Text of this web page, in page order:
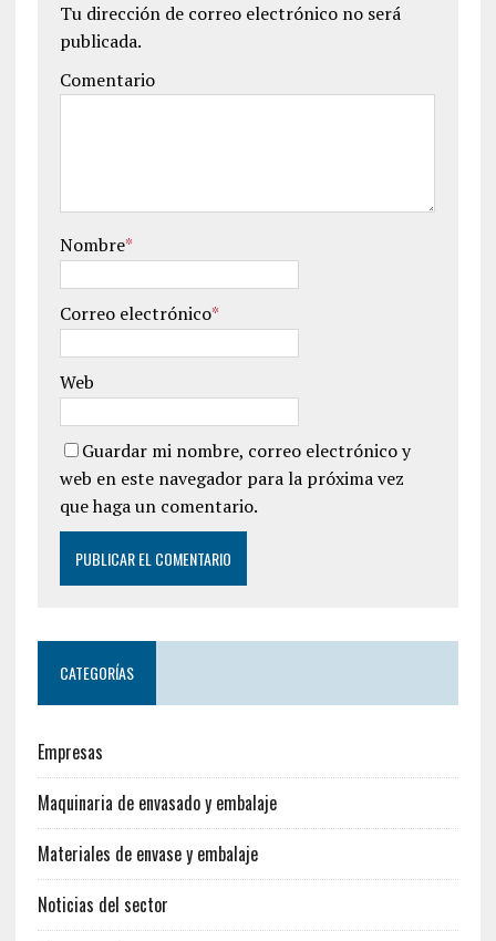
Tu dirección de correo electrónico no será
publicada.
Comentario
Nombre*
Correo electrónico*
Web
Guardar mi nombre, correo electrónico y
web en este navegador para la próxima vez
que haga un comentario.
CATEGORÍAS
Empresas
Maquinaria de envasado y embalaje
Materiales de envase y embalaje
Noticias del sector